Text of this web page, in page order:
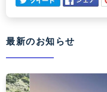
最新のお知らせ